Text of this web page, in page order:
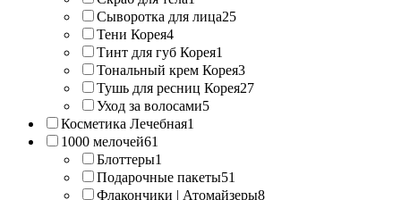
Сыворотка для лица25
Тени Корея4
Тинт для губ Корея1
Тональный крем Корея3
Тушь для ресниц Корея27
Уход за волосами5
Косметика Лечебная1
1000 мелочей61
Блоттеры1
Подарочные пакеты51
Флакончики | Атомайзеры8